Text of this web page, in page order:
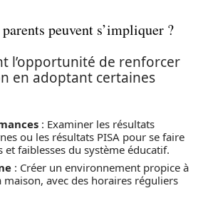
peuvent s’impliquer ?
l’opportunité de renforcer
en adoptant certaines
: Examiner les résultats
ou les résultats PISA pour se faire
et faiblesses du système éducatif.
: Créer un environnement propice à
maison, avec des horaires réguliers